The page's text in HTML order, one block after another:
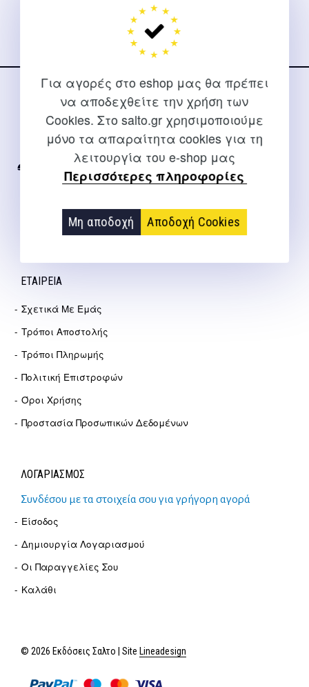
Για αγορές στο eshop μας θα πρέπει
να αποδεχθείτε την χρήση των
Cookies. Στο salto.gr χρησιμοποιούμε
μόνο τα απαραίτητα cookies για τη
λειτουργία του e-shop μας
Περισσότερες πληροφορίες
Μη αποδοχή Αποδοχή Cookies
ΕΠΙΚΟΙΝΩΝΊΑ
Για διευκρινίσεις και υποστήριξη παραγγελιών μέσω του
Internet
2310 267108
Αγγελάκη 21, Θεσσαλονίκη
ΕΤΑΙΡΕΊΑ
Σχετικά Με Εμάς
Τρόποι Αποστολής
Τρόποι Πληρωμής
Πολιτική Επιστροφών
Όροι Χρήσης
Προστασία Προσωπικών Δεδομένων
ΛΟΓΑΡΙΑΣΜΟΣ
Συνδέσου με τα στοιχεία σου για γρήγορη αγορά
Είσοδος
Δημιουργία Λογαριασμού
Οι Παραγγελίες Σου
Καλάθι
© 2026 Εκδόσεις Σαλτο | Site Lineadesign